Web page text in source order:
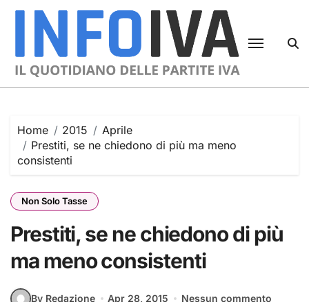
Skip
Home 2015
Aprile
Prestiti, se ne chiedono di più ma meno
consistenti
Non Solo Tasse
Prestiti, se ne chiedono di più
ma meno consistenti
By Redazione Apr 28, 2015
Nessun commento